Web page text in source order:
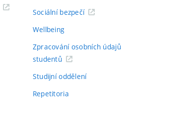
Sociální bezpečí
Wellbeing
Zpracování osobních údajů
studentů
Studijní oddělení
Repetitoria